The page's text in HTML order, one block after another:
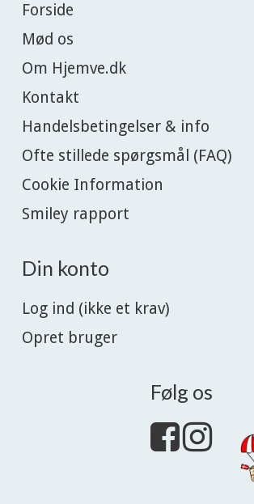
Forside
Mød os
Om Hjemve.dk
Kontakt
Handelsbetingelser & info
Ofte stillede spørgsmål (FAQ)
Cookie Information
Smiley rapport
Din konto
Log ind (ikke et krav)
Opret bruger
Følg os